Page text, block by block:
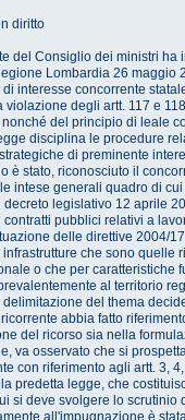
diritto
del Consiglio dei ministri ha
Lombardia 26 maggio
di interesse concorrente
violazione degli artt. 117 e
del principio di leale
disciplina le procedure
di preminente
è stato, riconosciuto il
intese generali quadro di cui
decreto legislativo 12 aprile
pubblici relativi a
delle direttive 2004/
che sono quelle
o che per caratteristiche
al territorio
delimitazione del thema
abbia fatto
del ricorso sia nella
va osservato che si
con riferimento agli artt. 3,
predetta legge, che
si deve svolgere lo scrutinio
all'impugnazione è